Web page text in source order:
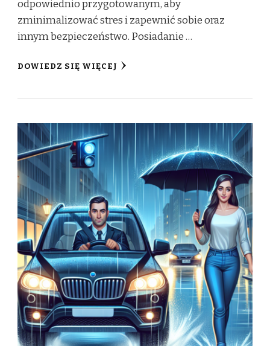
odpowiednio przygotowanym, aby
zminimalizować stres i zapewnić sobie oraz
innym bezpieczeństwo. Posiadanie …
DOWIEDZ SIĘ WIĘCEJ